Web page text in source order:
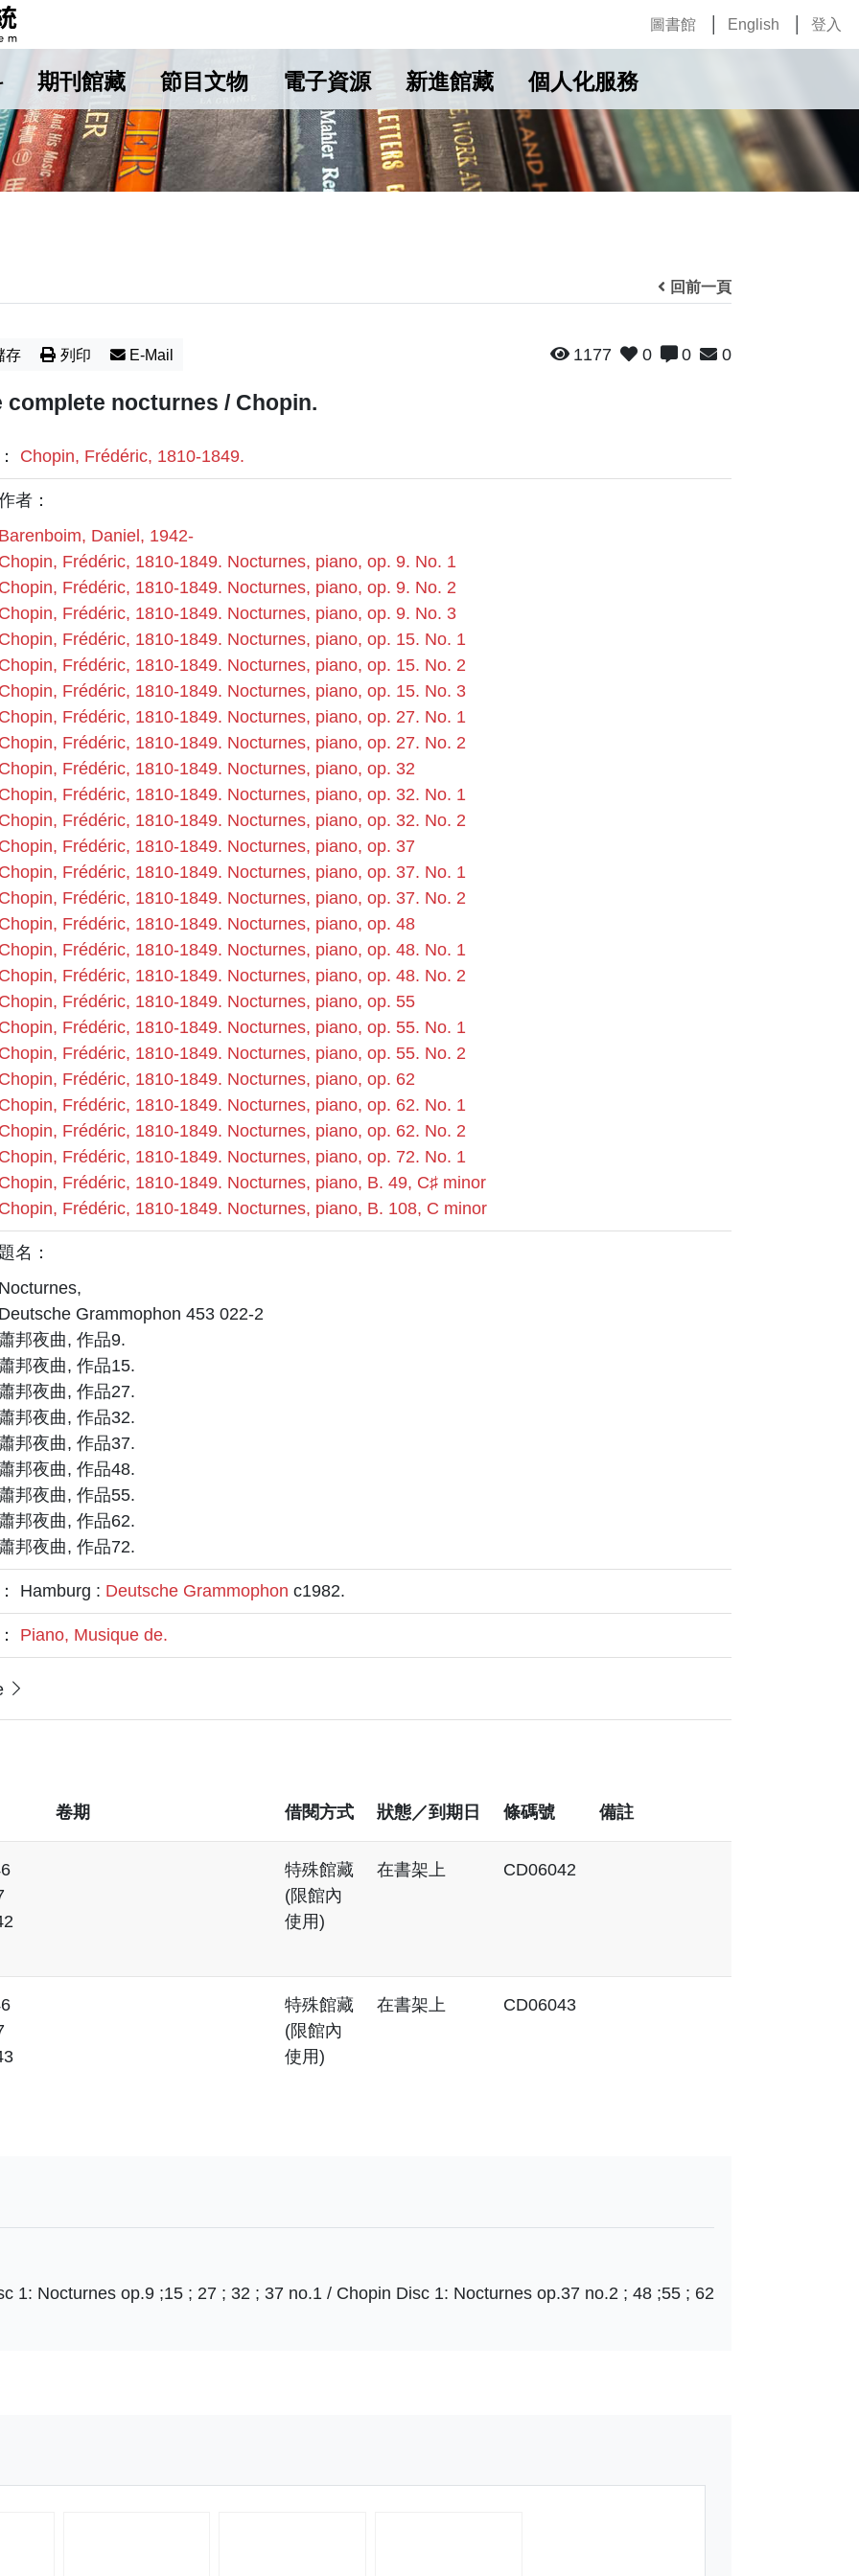
圖書館 English 登入
期刊館藏 節目文物 電子資源 新進館藏 個人化服務
回前一頁
存 列印 E-Mail 1177 0 0 0
complete nocturnes / Chopin.
Chopin, Frédéric, 1810-1849.
者：
Daniel, 1942-
Frédéric, 1810-1849. Nocturnes, piano, op. 9. No. 1
Frédéric, 1810-1849. Nocturnes, piano, op. 9. No. 2
Frédéric, 1810-1849. Nocturnes, piano, op. 9. No. 3
Frédéric, 1810-1849. Nocturnes, piano, op. 15. No. 1
Frédéric, 1810-1849. Nocturnes, piano, op. 15. No. 2
Frédéric, 1810-1849. Nocturnes, piano, op. 15. No. 3
Frédéric, 1810-1849. Nocturnes, piano, op. 27. No. 1
Frédéric, 1810-1849. Nocturnes, piano, op. 27. No. 2
Frédéric, 1810-1849. Nocturnes, piano, op. 32
Frédéric, 1810-1849. Nocturnes, piano, op. 32. No. 1
Frédéric, 1810-1849. Nocturnes, piano, op. 32. No. 2
Frédéric, 1810-1849. Nocturnes, piano, op. 37
Frédéric, 1810-1849. Nocturnes, piano, op. 37. No. 1
Frédéric, 1810-1849. Nocturnes, piano, op. 37. No. 2
Frédéric, 1810-1849. Nocturnes, piano, op. 48
Frédéric, 1810-1849. Nocturnes, piano, op. 48. No. 1
Frédéric, 1810-1849. Nocturnes, piano, op. 48. No. 2
Frédéric, 1810-1849. Nocturnes, piano, op. 55
Frédéric, 1810-1849. Nocturnes, piano, op. 55. No. 1
Frédéric, 1810-1849. Nocturnes, piano, op. 55. No. 2
Frédéric, 1810-1849. Nocturnes, piano, op. 62
Frédéric, 1810-1849. Nocturnes, piano, op. 62. No. 1
Frédéric, 1810-1849. Nocturnes, piano, op. 62. No. 2
Frédéric, 1810-1849. Nocturnes, piano, op. 72. No. 1
Frédéric, 1810-1849. Nocturnes, piano, B. 49, C♯ minor
Frédéric, 1810-1849. Nocturnes, piano, B. 108, C minor
名：
Grammophon 453 022-2
邦夜曲, 作品9.
邦夜曲, 作品15.
邦夜曲, 作品27.
邦夜曲, 作品32.
邦夜曲, 作品37.
邦夜曲, 作品48.
邦夜曲, 作品55.
邦夜曲, 作品62.
邦夜曲, 作品72.
Hamburg : Deutsche Grammophon c1982.
Piano, Musique de.
卷期 借閱方式 狀態／到期日 條碼號 備註
特殊館藏
(限館內
使用)
在書架上 CD06042
特殊館藏
(限館內
使用)
在書架上 CD06043
1: Nocturnes op.9 ;15 ; 27 ; 32 ; 37 no.1 / Chopin Disc 1: Nocturnes op.37 no.2 ; 48 ;55 ; 62